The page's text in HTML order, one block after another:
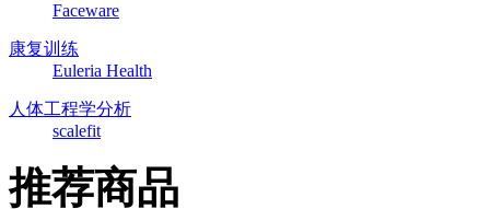
Faceware
康复训练
Euleria Health
人体工程学分析
scalefit
推荐商品